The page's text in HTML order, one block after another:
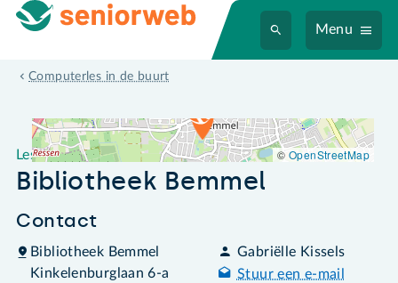
Menu
Computerles in de buurt
Leslocatie Bibliotheek Bemmel
Leslocatie
Bibliotheek Bemmel
Contact
Bibliotheek Bemmel
Kinkelenburglaan 6-a
Gabriëlle Kissels
Stuur een e-mail
©OpenStreetMap